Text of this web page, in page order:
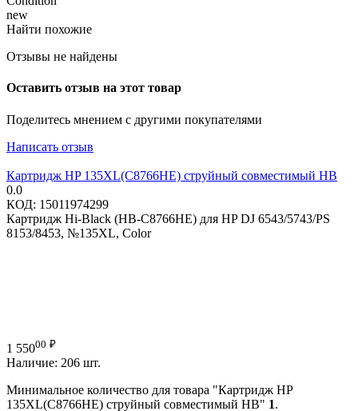
new
Найти похожие
Отзывы не найдены
Оставить отзыв на этот товар
Поделитесь мнением с другими покупателями
Написать отзыв
Картридж HP 135XL(C8766HE) струйный совместимый HB
0.0
КОД: 15011974299
Картридж Hi-Black (HB-C8766HE) для HP DJ 6543/5743/PS
8153/8453, №135XL, Color
1 55000 ₽
Наличие: 206 шт.
Минимальное количество для товара "Картридж HP
135XL(C8766HE) струйный совместимый HB" 1.